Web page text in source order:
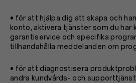
• för att hjälpa dig att skapa och
konto, aktivera tjänster som du har
garantiservice och specifika
tillhandahålla meddelanden om
• för att diagnostisera
andra kundvårds- och